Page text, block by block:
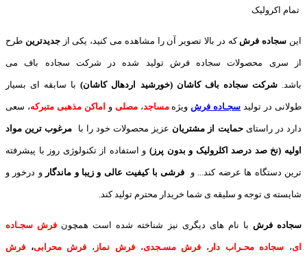
تمام اکرولیک
این سجاده فرش که در بالا تصویر آن را مشاهده می کنید، یکی ازجدیدترین طرح
از سری محصولات سجاده فرش تولید شده در شرکت سجاده باف می
باشد.شرکت سجاده باف کاشان (خورشید اردهال کاشان)با سابقه ای بسیار
طولانی در تولید سجـاده فرش ویژهمساجد،مصلی و اماکن مذهبی متبرکه، سعی
دارد در راستایحمایت از مشتریان عزیز محصولات خود را با مرغوب ترین مواد
اولیه (نخ صد درصد اکلرولیک و بدون پرز) و استفاده از تکنولوژی روز با پیشرفته
ترین دستگاه ها عرضه کند... و فرشی با کیفیت عالی و زیبا و ماندگار و درخور و
شایسته ی توجه و سلیقه ی شما خریدار محترم تولید کند.
سجاده فرش با نام های دیگری نیز شناخته شده است همچون فرش سجـاده
ای، سجاده محـراب دار ، فرش مسـجدی،فرش نماز ، فرش محرابی، فرش